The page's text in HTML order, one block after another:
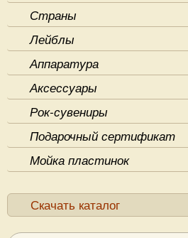
Страны
Лейблы
Аппаратура
Аксессуары
Рок-сувениры
Подарочный сертификат
Мойка пластинок
Скачать каталог